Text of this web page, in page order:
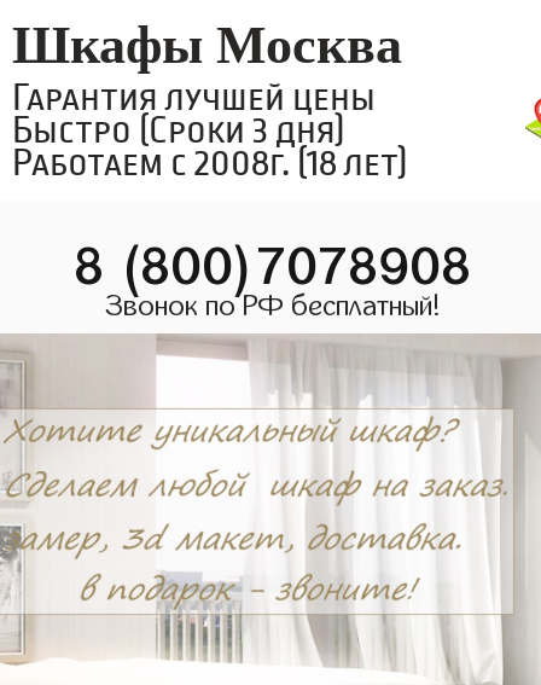
Шкафы Москва
Гарантия лучшей цены
Быстро (Сроки 3 дня)
Работаем с 2008г. (18 лет)
8 (800)7078908
Звонок по РФ бесплатный!